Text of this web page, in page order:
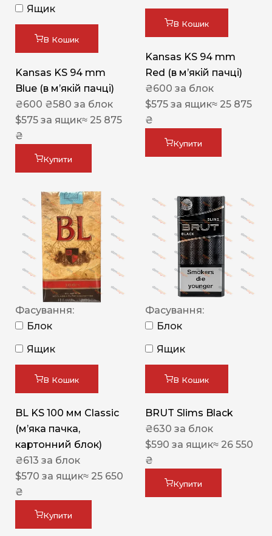
Ящик
В Кошик
Kansas KS 94 mm
Blue (в мʼякій пачці)
₴600 ₴580 за блок
$575 за ящик≈ 25 875
₴
Купити
В Кошик
Kansas KS 94 mm
Red (в мʼякій пачці)
₴600 за блок
$575 за ящик≈ 25 875
₴
Купити
Фасування:
Блок
Ящик
В Кошик
BL KS 100 мм Classic
(м’яка пачка,
картонний блок)
₴613 за блок
$570 за ящик≈ 25 650
₴
Купити
Фасування:
Блок
Ящик
В Кошик
BRUT Slims Black
₴630 за блок
$590 за ящик≈ 26 550
₴
Купити